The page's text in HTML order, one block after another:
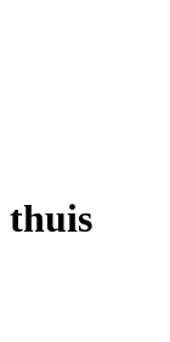
thuis